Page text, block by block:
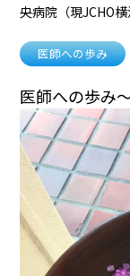
央病院（現JCHO
医師への歩み
医師への歩み